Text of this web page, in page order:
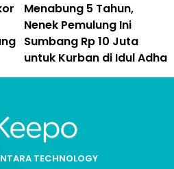
Menabung 5 Tahun,
Nenek Pemulung Ini
Sumbang Rp 10 Juta
untuk Kurban di Idul Adha
TECHNOLOGY